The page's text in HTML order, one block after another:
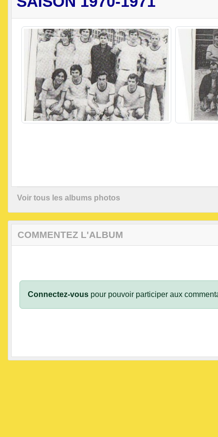
Voir tous les albums photos
COMMENTEZ L'ALBUM
Connectez-vous pour pouvoir participer aux